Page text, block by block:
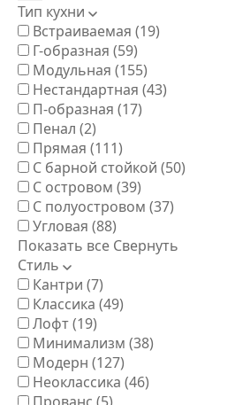
Тип кухни
Встраиваемая (19)
Г-образная (59)
Модульная (155)
Нестандартная (43)
П-образная (17)
Пенал (2)
Прямая (111)
С барной стойкой (50)
С островом (39)
С полуостровом (37)
Угловая (88)
Показать все Свернуть
Стиль
Кантри (7)
Классика (49)
Лофт(19)
Минимализм (38)
Модерн (127)
Неоклассика (46)